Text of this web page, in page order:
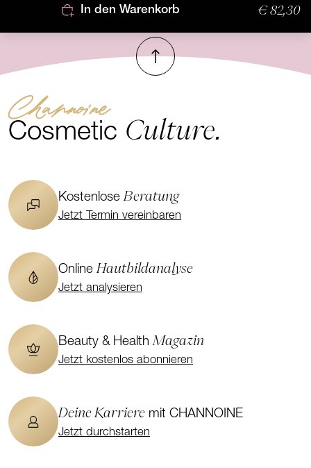
In den Warenkorb € 82,30
Nach oben
Channoine
Cosmetic Culture.
KostenloseBeratung
Jetzt Termin vereinbaren
OnlineHautbildanalyse
Jetzt analysieren
Beauty & HealthMagazin
Jetzt kostenlos abonnieren
Deine Karriere mit CHANNOINE
Jetzt durchstarten